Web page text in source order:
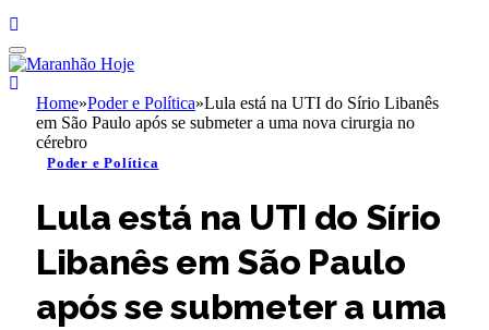
Home»Poder e Política»Lula está na UTI do Sírio Libanês
em São Paulo após se submeter a uma nova cirurgia no
cérebro
Poder e Política
Lula está na UTI do Sírio
Libanês em São Paulo
após se submeter a uma